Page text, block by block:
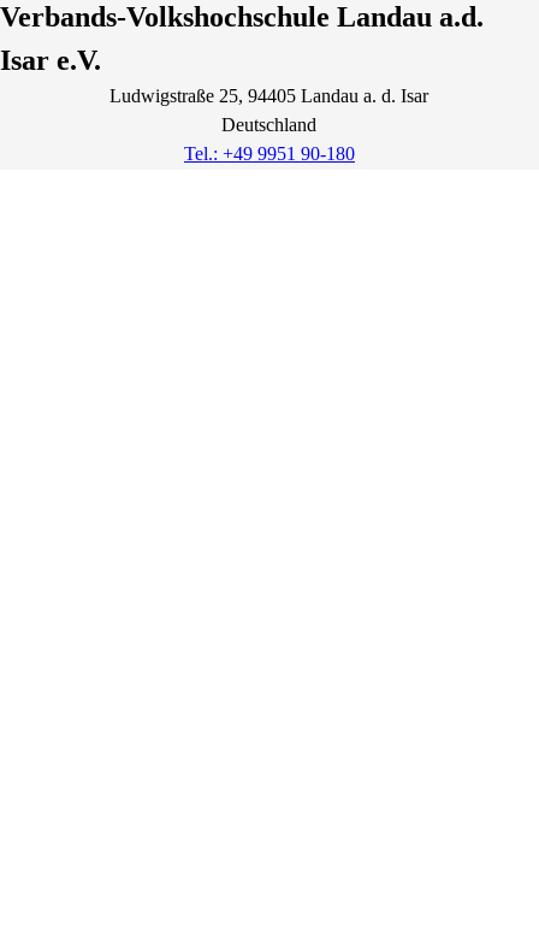
Verbands-Volkshochschule Landau a.d.
Isar e.V.
Ludwigstraße 25, 94405Landau a. d. Isar
Deutschland
Tel.: +49 9951 90-180